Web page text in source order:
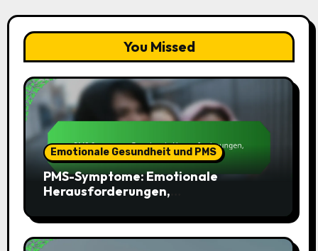
You Missed
Emotionale Gesundheit und PMS
PMS-Symptome: Emotionale
Herausforderungen,